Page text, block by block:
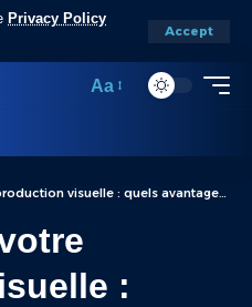
Privacy Policy
Accept
Aa
: quels avantages pour les marques multi-sites ?
: